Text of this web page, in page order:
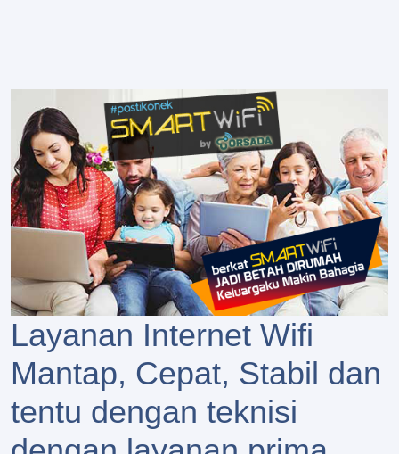
Layanan Internet Wifi
Mantap, Cepat, Stabil dan
tentu dengan teknisi